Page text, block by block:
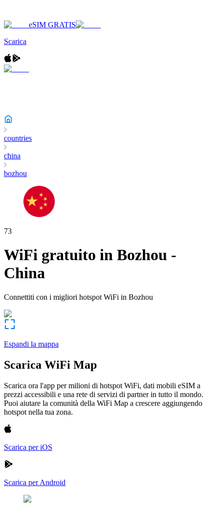
eSIM GRATIS
Scarica
countries
china
bozhou
73
WiFi gratuito in Bozhou -
China
Connettiti con i migliori hotspot WiFi in Bozhou
Espandi la mappa
Scarica WiFi Map
Scarica ora l'app per milioni di hotspot WiFi, dati mobili eSIM a
prezzi accessibili e una rete di servizi di partner in tutto il mondo.
Puoi aiutare la comunità della WiFi Map a crescere aggiungendo
hotspot nella tua zona.
Scarica per iOS
Scarica per Android